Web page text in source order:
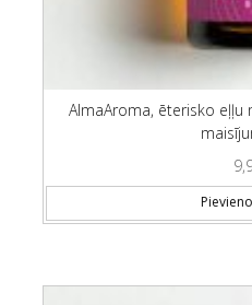
AlmaAroma, ēterisko eļļu